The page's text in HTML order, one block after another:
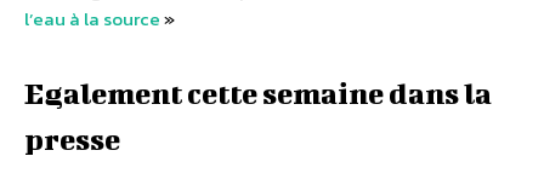
l’eau à la source»
Egalement cette semaine dans la
presse